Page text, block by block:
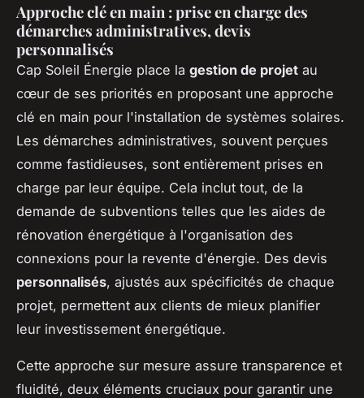
Approche clé en main : prise en charge des
démarches administratives, devis
personnalisés
Cap Soleil Énergie place la gestion de projet au
cœur de ses priorités en proposant une approche
clé en main pour l'installation de systèmes solaires.
Les démarches administratives, souvent perçues
comme fastidieuses, sont entièrement prises en
charge par leur équipe. Cela inclut tout, de la
demande de subventions telles que les aides de
rénovation énergétique à l'organisation des
connexions pour la revente d'énergie. Des devis
personnalisés, ajustés aux spécificités de chaque
projet, permettent aux clients de mieux planifier
leur investissement énergétique.
Cette approche sur mesure assure transparence et
fluidité, deux éléments cruciaux pour garantir une